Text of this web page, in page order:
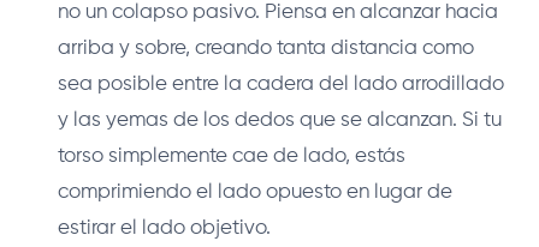
no un colapso pasivo. Piensa en alcanzar hacia
arriba y sobre, creando tanta distancia como
sea posible entre la cadera del lado arrodillado
y las yemas de los dedos que se alcanzan. Si tu
torso simplemente cae de lado, estás
comprimiendo el lado opuesto en lugar de
estirar el lado objetivo.